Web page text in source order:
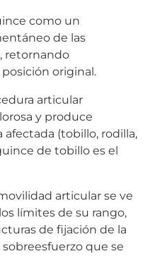
como un
de las
retornando
original.
articular
y produce
afectada (tobillo, rodilla,
de tobillo es el
articular se ve
límites de su rango,
de fijación de la
que se